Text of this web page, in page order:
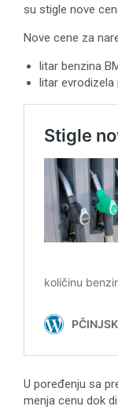
su stigle nove
Nove cene za
litar benzina
litar evrodizela
U poređenju sa
menja cenu dok